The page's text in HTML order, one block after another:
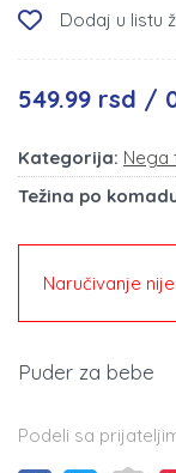
Dodaj u listu
549.99 rsd /
Kategorija: Nega
Težina po
Naručivanje
Puder za bebe
Podeli sa